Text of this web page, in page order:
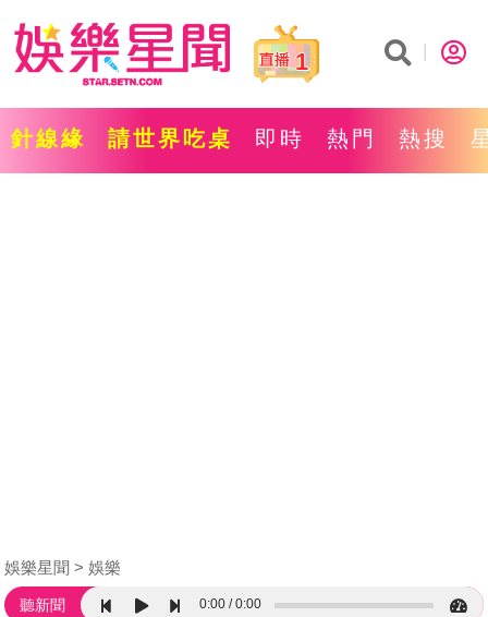
1
針線緣 請世界吃桌 即時 熱門 熱搜
娛樂星聞 娛樂
聽新聞 0:00 0:00